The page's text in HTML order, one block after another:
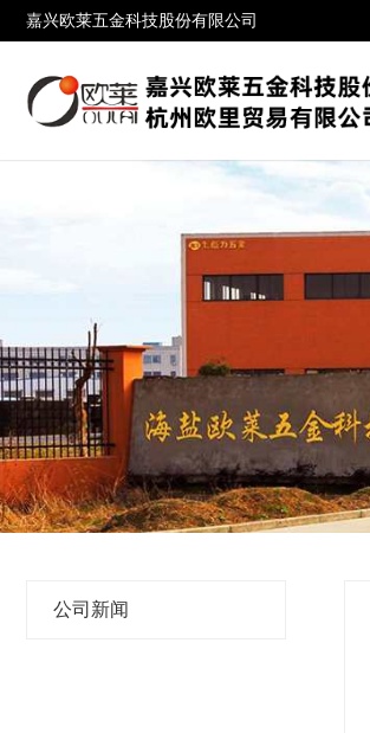
嘉兴欧莱五金科技股份有限公司
公司新闻